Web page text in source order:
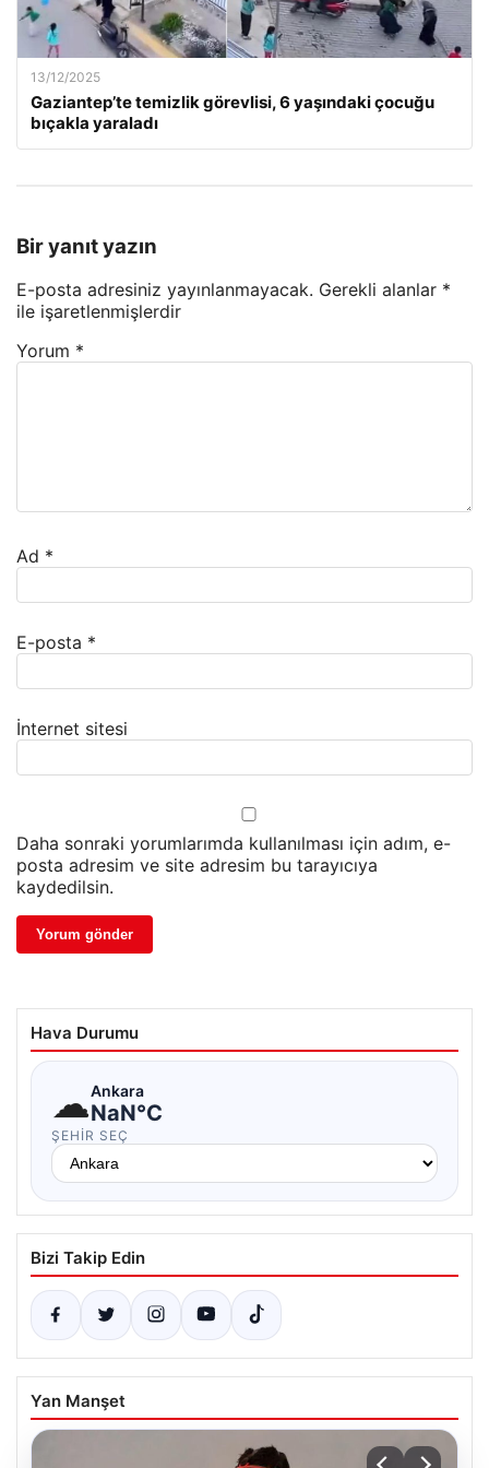
13/12/2025
Gaziantep’te temizlik görevlisi, 6 yaşındaki çocuğu
bıçakla yaraladı
Bir yanıt yazın
E-posta adresiniz yayınlanmayacak. Gerekli alanlar *
ile işaretlenmişlerdir
Yorum *
Ad *
E-posta *
İnternet sitesi
Daha sonraki yorumlarımda kullanılması için adım, e-
posta adresim ve site adresim bu tarayıcıya
kaydedilsin.
Hava Durumu
☁Ankara
NaN°C
ŞEHIR SEÇ
Bizi Takip Edin
Yan Manşet